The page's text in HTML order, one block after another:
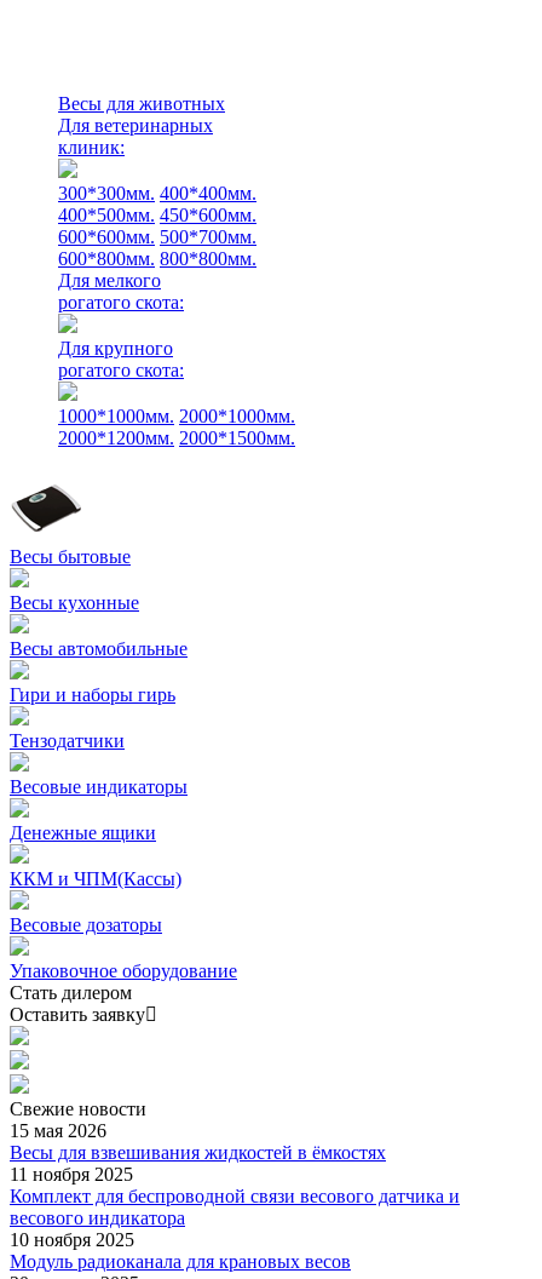
Весы для животных
Для ветеринарных
клиник:
300*300мм. 400*400мм.
400*500мм. 450*600мм.
600*600мм. 500*700мм.
600*800мм. 800*800мм.
Для мелкого
рогатого скота:
Для крупного
рогатого скота:
1000*1000мм. 2000*1000мм.
2000*1200мм. 2000*1500мм.
Весы бытовые
Весы кухонные
Весы автомобильные
Гири и наборы гирь
Тензодатчики
Весовые индикаторы
Денежные ящики
ККМ и ЧПМ(Кассы)
Весовые дозаторы
Упаковочное оборудование
Стать дилером
Оставить заявку
Свежие новости
15 мая 2026
Весы для взвешивания жидкостей в ёмкостях
11 ноября 2025
Комплект для беспроводной связи весового датчика и
весового индикатора
10 ноября 2025
Модуль радиоканала для крановых весов